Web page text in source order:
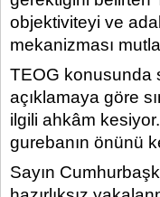
objektiviteyi ve
mekanizması
TEOG konusunda
açıklamaya göre
ilgili ahkâm
gurebanın önünü
Sayın